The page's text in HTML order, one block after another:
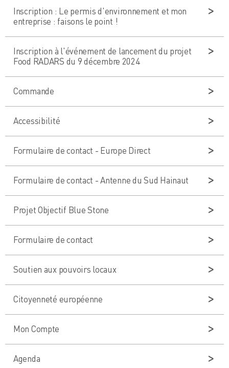
Inscription : Le permis d'environnement et mon
entreprise : faisons le point !
Inscription à l'événement de lancement du projet
Food RADARS du 9 décembre 2024
Commande
Accessibilité
Formulaire de contact - Europe Direct
Formulaire de contact - Antenne du Sud Hainaut
Projet Objectif Blue Stone
Formulaire de contact
Soutien aux pouvoirs locaux
Citoyenneté européenne
Mon Compte
Agenda